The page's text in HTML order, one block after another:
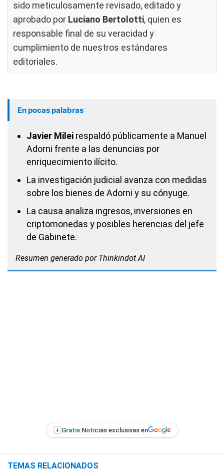
sido meticulosamente revisado, editado y
aprobado por Luciano Bertolotti, quien es
responsable final de su veracidad y
cumplimiento de nuestros estándares
editoriales.
En pocas palabras
Javier Milei respaldó públicamente a Manuel
Adorni frente a las denuncias por
enriquecimiento ilícito.
La investigación judicial avanza con medidas
sobre los bienes de Adorni y su cónyuge.
La causa analiza ingresos, inversiones en
criptomonedas y posibles herencias del jefe
de Gabinete.
Resumen generado por Thinkindot AI
+ Gratis:Noticias exclusivas en
TEMAS RELACIONADOS